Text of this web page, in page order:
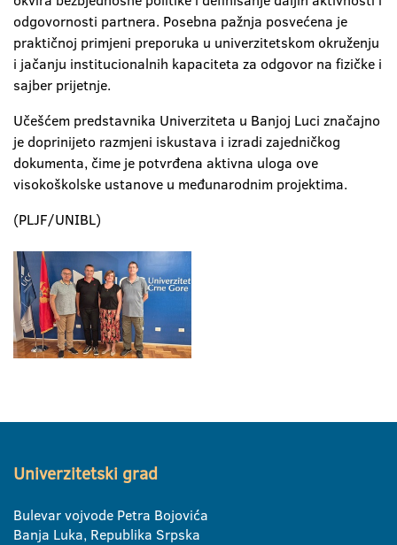
odgovornosti partnera. Posebna pažnja posvećena je
praktičnoj primjeni preporuka u univerzitetskom okruženju
i jačanju institucionalnih kapaciteta za odgovor na fizičke i
sajber prijetnje.
Učešćem predstavnika Univerziteta u Banjoj Luci značajno
je doprinijeto razmjeni iskustava i izradi zajedničkog
dokumenta, čime je potvrđena aktivna uloga ove
visokoškolske ustanove u međunarodnim projektima.
(PLJF/UNIBL)
Univerzitetski grad
Bulevar vojvode Petra Bojovića
Banja Luka, Republika Srpska